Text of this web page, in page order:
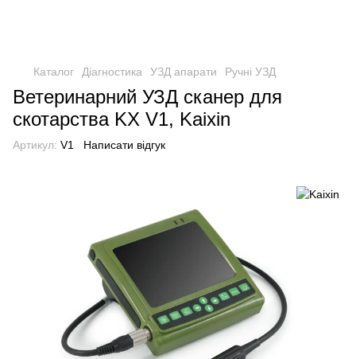
Каталог Діагностика УЗД апарати Ручні УЗД
Ветеринарний УЗД сканер для
скотарства KX V1, Kaixin
Артикул: V1 Написати відгук